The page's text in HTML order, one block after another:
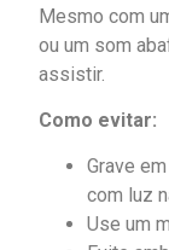
Mesmo com
ou um som
assistir.
Como evitar:
Grave
com luz
Use um